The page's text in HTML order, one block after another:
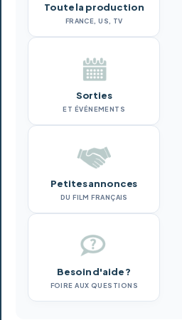
Toute la production
FRANCE, US, TV
Sorties
ET ÉVÉNEMENTS
Petites annonces
DU FILM FRANÇAIS
Besoin d'aide ?
FOIRE AUX QUESTIONS